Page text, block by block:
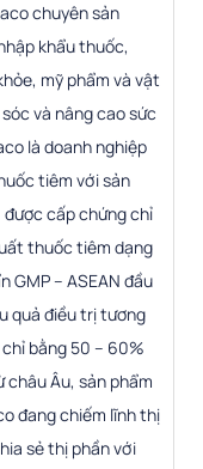
chuyên sản
khẩu thuốc,
mỹ phẩm và vật
và nâng cao sức
là doanh nghiệp
tiêm với sản
cấp chứng chỉ
thuốc tiêm dạng
GMP – ASEAN đầu
quả điều trị tương
bằng 50 – 60%
Âu, sản phẩm
đang chiếm lĩnh thị
sẻ thị phần với